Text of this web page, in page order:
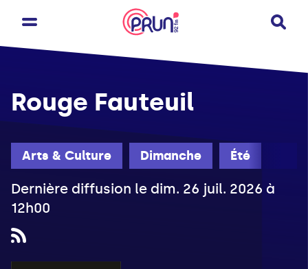
Arts & Culture Dimanche Été
Rouge Fauteuil
Dernière diffusion le dim. 26 juil. 2026 à
12h00